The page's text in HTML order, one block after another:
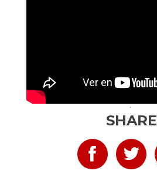
>
SHARE